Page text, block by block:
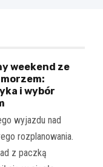
weekend ze
i wybór
wyjazdu nad
rozplanowania.
z paczką